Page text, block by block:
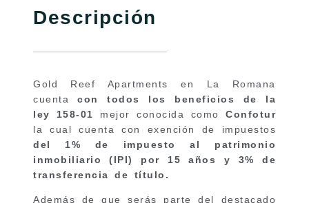
Descripción
Gold Reef Apartments en La Romana
cuentacon todos los beneficios de la
ley 158-01
mejor conocida como
Confotur
la cual cuenta con exención de impuestos
del 1% de impuesto al patrimonio
inmobiliario (IPI) por 15 años y 3% de
transferencia de título.
Además de que serás parte del destacado